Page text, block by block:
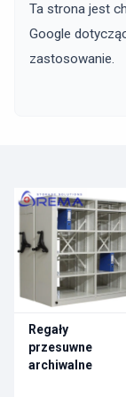
Ta strona jest
Google
zastosowanie.
Regały
przesuwne
archiwalne